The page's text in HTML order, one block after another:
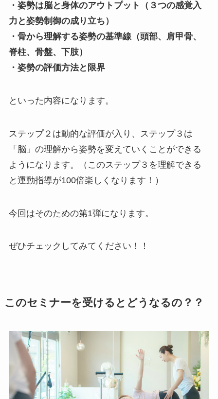
・姿勢は脳と身体のアウトプット（３つの感覚入
力と姿勢制御の成り立ち）
・骨から理解する姿勢の基準線（頭部、肩甲骨、
脊柱、骨盤、下肢）
・姿勢の評価方法と限界
といった内容になります。
ステップ２は動的な評価が入り、ステップ３は
「脳」の理解から姿勢を変えていくことができる
ようになります。（このステップ３を理解できる
と運動指導が100倍楽しくなります！）
今回はそのための第1弾になります。
ぜひチェックしてみてください！！
このセミナーを受けるとどうなるの？？